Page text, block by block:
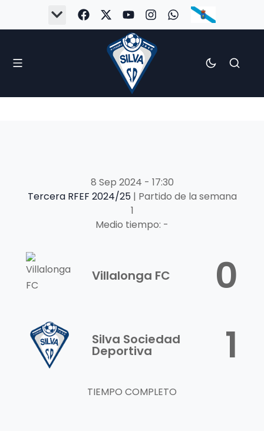
8 Sep 2024 - 17:30
Tercera RFEF 2024/25 | Partido de la semana
1
Medio tiempo: -
Villalonga FC 0
Silva Sociedad
Deportiva 1
TIEMPO COMPLETO